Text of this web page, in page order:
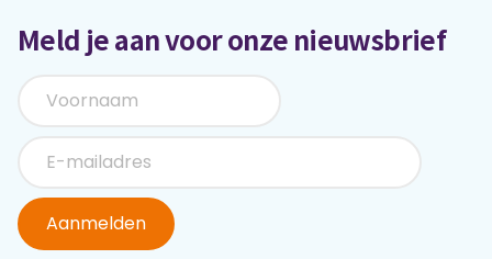
Meld je aan voor onze nieuwsbrief
Aanmelden